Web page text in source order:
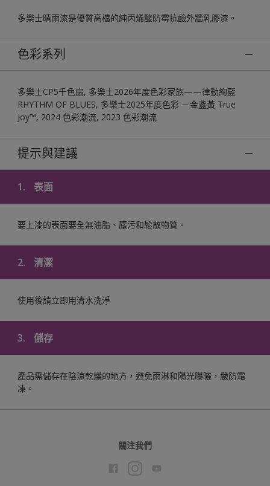
多樂士晴雨漆是優質高檔的純丙烯酸防霉抗鹼外牆乳膠漆。
色彩系列
多樂士CP5千色扇, 多樂士2026年度色彩家族——律動絢藍
RHYTHM OF BLUES, 多樂士2025年度色彩 －金盞黃 True
Joy™, 2024 色彩潮流, 2023 色彩潮流
提示與建議
1. 表面
要上漆的表面要全無油脂、塵污和鬆散物質。
2. 清潔
使用後請立即用清水洗淨
3. 儲存
產品需儲存在陰涼乾燥的地方，避免雨淋和陽光曝曬，嚴防霜
凍。
關注我們